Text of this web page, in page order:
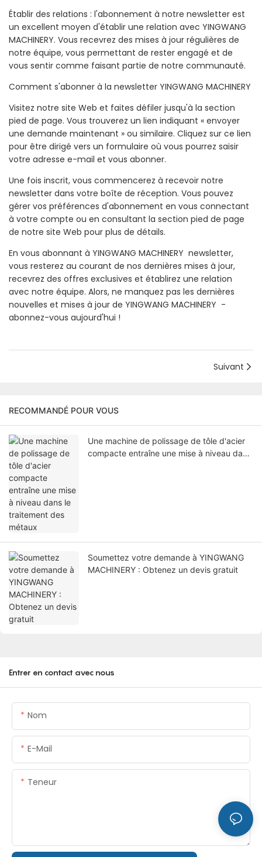
Établir des relations : l'abonnement à notre newsletter est
un excellent moyen d'établir une relation avec YINGWANG
MACHINERY. Vous recevrez des mises à jour régulières de
notre équipe, vous permettant de rester engagé et de
vous sentir comme faisant partie de notre communauté.
Comment s'abonner à la newsletter YINGWANG MACHINERY
Visitez notre site Web et faites défiler jusqu'à la section
pied de page. Vous trouverez un lien indiquant « envoyer
une demande maintenant » ou similaire. Cliquez sur ce lien
pour être dirigé vers un formulaire où vous pourrez saisir
votre adresse e-mail et vous abonner.
Une fois inscrit, vous commencerez à recevoir notre
newsletter dans votre boîte de réception. Vous pouvez
gérer vos préférences d'abonnement en vous connectant
à votre compte ou en consultant la section pied de page
de notre site Web pour plus de détails.
En vous abonnant à YINGWANG MACHINERY newsletter,
vous resterez au courant de nos dernières mises à jour,
recevrez des offres exclusives et établirez une relation
avec notre équipe. Alors, ne manquez pas les dernières
nouvelles et mises à jour de YINGWANG MACHINERY -
abonnez-vous aujourd'hui !
Suivant
RECOMMANDÉ POUR VOUS
Une machine de polissage de tôle d'acier
compacte entraîne une mise à niveau dans
Soumettez votre demande à YINGWANG
MACHINERY : Obtenez un devis gratuit
Entrer en contact avec nous
Nom
E-Mail
Teneur